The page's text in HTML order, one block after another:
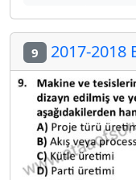
9 2017-2018